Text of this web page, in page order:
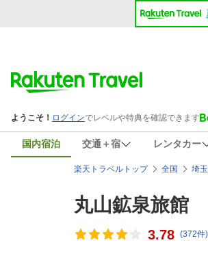
国内宿泊 交通＋宿 レンタカー
楽天トラベルトップ 全国 埼
丸山鉱泉旅館
3.78 (372件)